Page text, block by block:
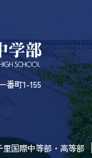
番町1-155
里国際中等部・高等部